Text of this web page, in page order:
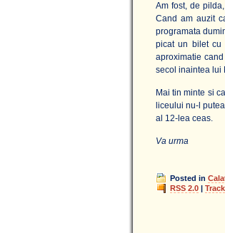
Am fost, de
Cand am auzit
programata
picat un bilet cu
aproximatie
secol inaintea lui
Mai tin minte si
liceului nu-l
al 12-lea ceas.
Va urma
Posted in
RSS 2.0|